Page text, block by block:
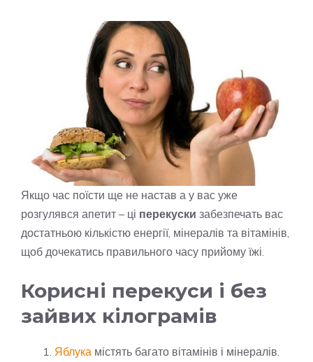
Якщо час поїсти ще не настав а у вас уже
розгулявся апетит – ці перекуски забезпечать вас
достатньою кількістю енергії, мінералів та вітамінів,
щоб дочекатись правильного часу прийому їжі.
Корисні перекуси і без
зайвих кілограмів
Яблука містять багато вітамінів і мінералів.